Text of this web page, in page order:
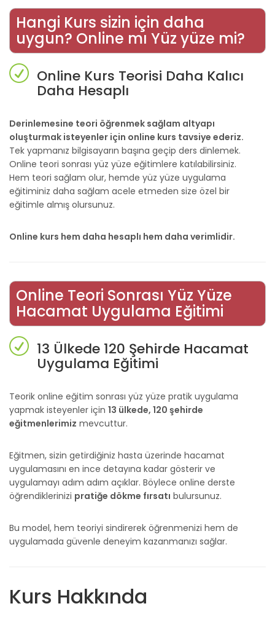
Hangi Kurs sizin için daha
uygun? Online mı Yüz yüze mi?
Online Kurs Teorisi Daha Kalıcı
Daha Hesaplı
Derinlemesine teori öğrenmek sağlam altyapı
oluşturmak isteyenler için online kurs tavsiye ederiz.
Tek yapmanız bilgisayarın başına geçip ders dinlemek.
Online teori sonrası yüz yüze eğitimlere katılabilirsiniz.
Hem teori sağlam olur, hemde yüz yüze uygulama
eğitiminiz daha sağlam acele etmeden size özel bir
eğitimle almış olursunuz.
Online kurs hem daha hesaplı hem daha verimlidir.
Online Teori Sonrası Yüz Yüze
Hacamat Uygulama Eğitimi
13 Ülkede 120 Şehirde Hacamat
Uygulama Eğitimi
Teorik online eğitim sonrası yüz yüze pratik uygulama
yapmak isteyenler için 13 ülkede, 120 şehirde
eğitmenlerimiz mevcuttur.
Eğitmen, sizin getirdiğiniz hasta üzerinde hacamat
uygulamasını en ince detayına kadar gösterir ve
uygulamayı adım adım açıklar. Böylece online derste
öğrendiklerinizi pratiğe dökme fırsatı bulursunuz.
Bu model, hem teoriyi sindirerek öğrenmenizi hem de
uygulamada güvenle deneyim kazanmanızı sağlar.
Kurs Hakkında